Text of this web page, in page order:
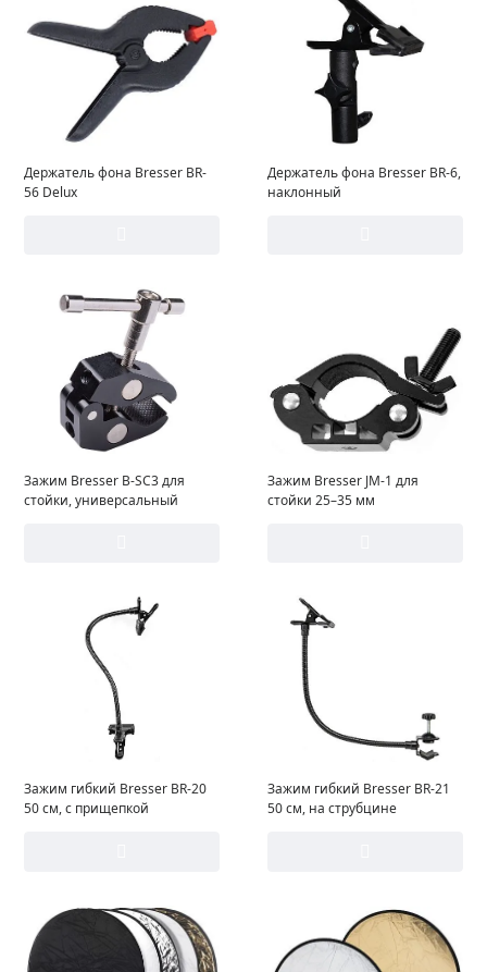
Держатель фона Bresser BR-
56 Delux
Держатель фона Bresser BR-6,
наклонный
Зажим Bresser B-SC3 для
стойки, универсальный
Зажим Bresser JM-1 для
стойки 25–35 мм
Зажим гибкий Bresser BR-20
50 см, с прищепкой
Зажим гибкий Bresser BR-21
50 см, на струбцине